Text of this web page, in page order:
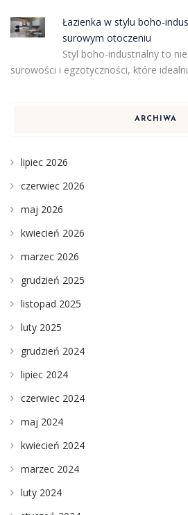
Łazienka w stylu boho-
surowym otoczeniu
Styl boho-industrialny to
surowości i egzotyczności, które
ARCHIWA
lipiec 2026
czerwiec 2026
maj 2026
kwiecień 2026
marzec 2026
grudzień 2025
listopad 2025
luty 2025
grudzień 2024
lipiec 2024
czerwiec 2024
maj 2024
kwiecień 2024
marzec 2024
luty 2024